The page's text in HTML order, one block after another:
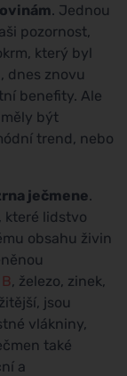
. Jednou
pozornost,
který byl
dnes znovu
benefity. Ale
být
trend, nebo
ječmene.
které lidstvo
obsahu živin
, železo, zinek,
jsou
vlákniny,
také
a